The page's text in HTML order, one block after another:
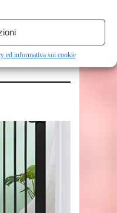
ed informativa sui cookie